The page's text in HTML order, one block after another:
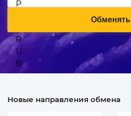
Обменять
Новые направления обмена